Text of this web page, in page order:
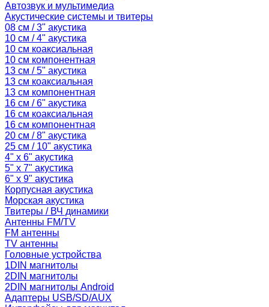
Автозвук и мультимедиа
Акустические системы и твитеры
08 см / 3" акустика
10 см / 4" акустика
10 см коаксиальная
10 см компонентная
13 см / 5" акустика
13 см коаксиальная
13 см компонентная
16 см / 6" акустика
16 см коаксиальная
16 см компонентная
20 см / 8" акустика
25 см / 10" акустика
4" x 6" акустика
5" x 7" акустика
6" x 9" акустика
Корпусная акустика
Морская акустика
Твитеры / ВЧ динамики
Антенны FM/TV
FM антенны
TV антенны
Головные устройства
1DIN магнитолы
2DIN магнитолы
2DIN магнитолы Android
Адаптеры USB/SD/AUX